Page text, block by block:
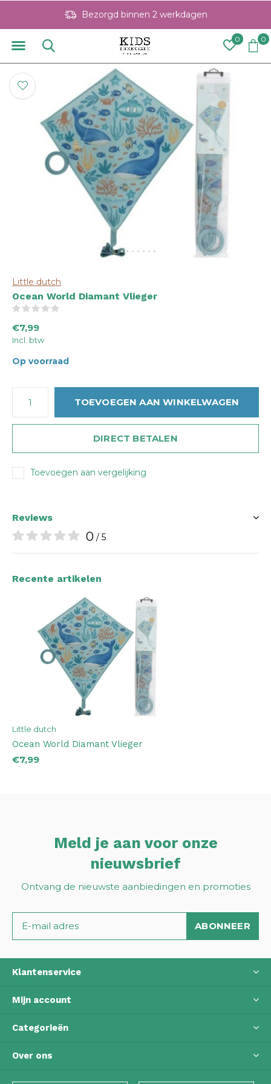
0 0
Bezorgd binnen 2 werkdagen
Little dutch
Ocean World Diamant Vlieger
€7,99
Incl. btw
Op voorraad
TOEVOEGEN AAN WINKELWAGEN
DIRECT BETALEN
Toevoegen aan vergelijking
Reviews
0 / 5
Recente artikelen
Little dutch
Ocean World Diamant Vlieger
€7,99
Meld je aan voor onze
nieuwsbrief
Ontvang de nieuwste aanbiedingen en promoties
ABONNEER
Klantenservice
Mijn account
Categorieën
Over ons